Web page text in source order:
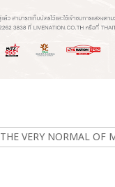
THE VERY NORMAL OF